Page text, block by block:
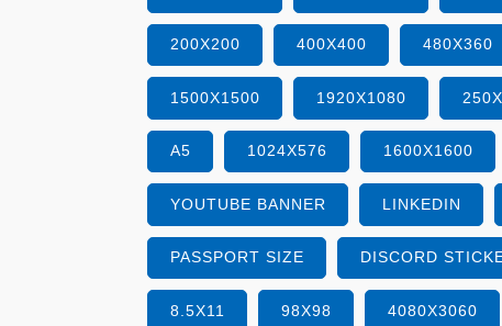
200X200 400X400 480X360
1500X1500 1920X1080
A5 1024X576 1600X1600
YOUTUBE BANNER LINKEDIN
PASSPORT SIZE DISCORD
8.5X11 98X98 4080X3060